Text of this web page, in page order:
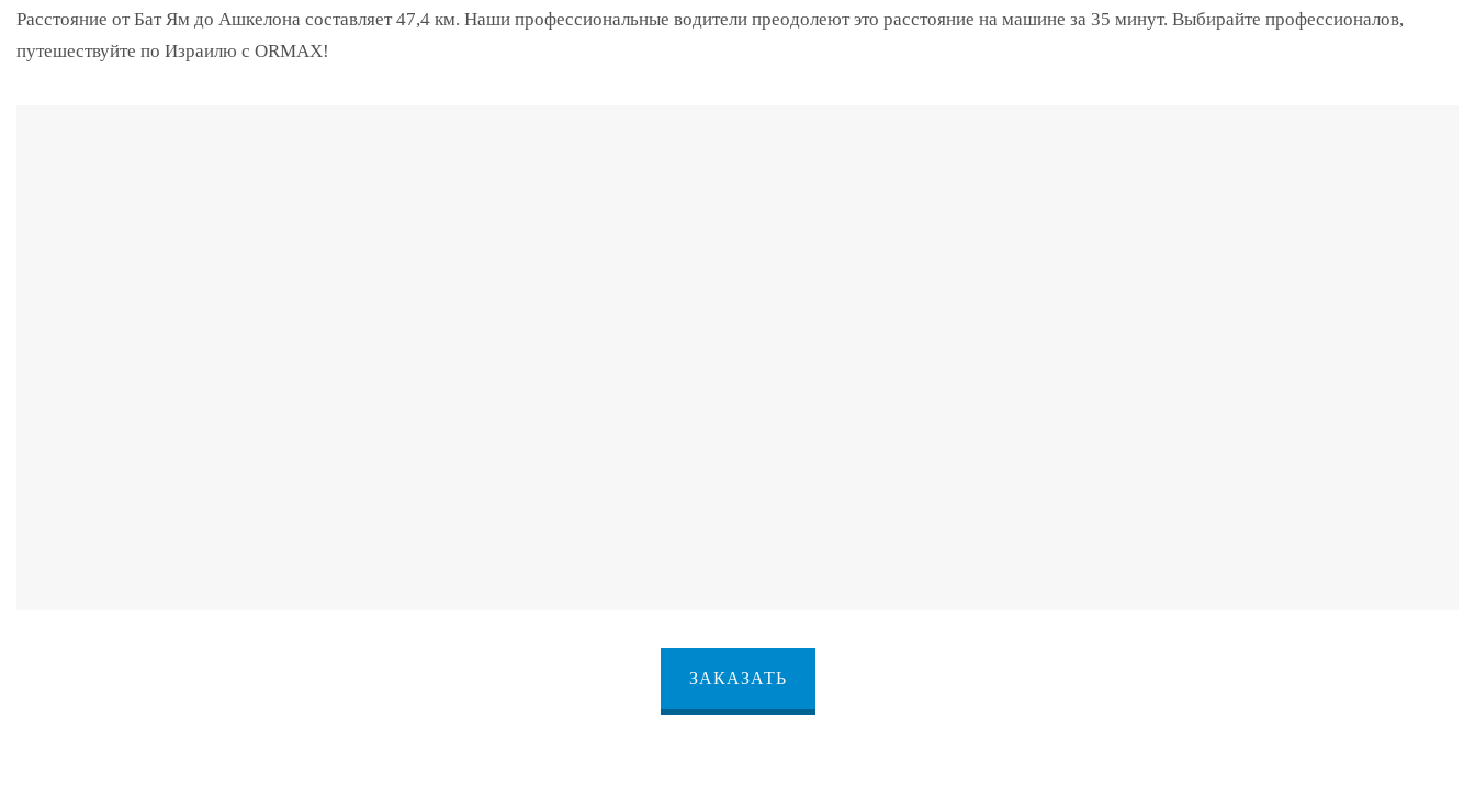
Расстояние от Бат Ям до Ашкелона составляет 47,4 км. Наши профессиональные водители преодолеют это расстояние на машине за 35 минут. Выбирайте профессионалов,
путешествуйте по Израилю с ORMAX!
ЗАКАЗАТЬ